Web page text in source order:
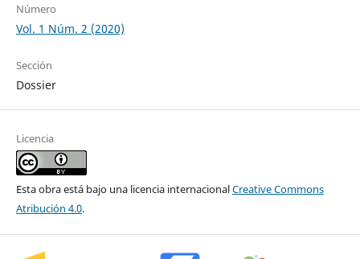
Número
Vol. 1 Núm. 2 (2020)
Sección
Dossier
Licencia
Esta obra está bajo una licencia internacionalCreative Commons
Atribución 4.0.